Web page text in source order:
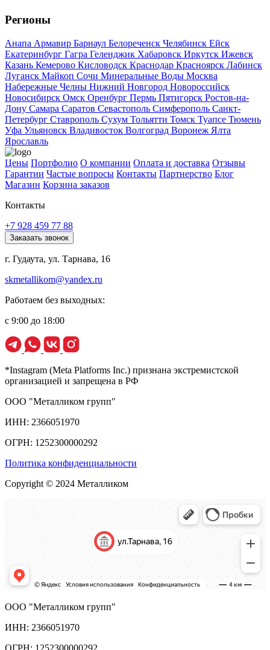
Регионы
Анапа Армавир Барнаул Белореченск Челябинск Ейск
Екатеринбург Гагра Геленджик Хабаровск Иркутск Ижевск
Казань Кемерово Кисловодск Краснодар Красноярск Лабинск
Луганск Майкоп Сочи Минеральные Воды Москва
Набережные Челны Нижний Новгород Новороссийск
Новосибирск Омск Оренбург Пермь Пятигорск Ростов-на-
Дону Самара Саратов Севастополь Симферополь Санкт-
Петербург Ставрополь Сухум Тольятти Томск Туапсе Тюмень
Уфа Ульяновск Владивосток Волгоград Воронеж Ялта
Ярославль
Цены Портфолио О компании Оплата и доставка Отзывы
Гарантии Частые вопросы Контакты Партнерство Блог
Магазин Корзина заказов
Контакты
+7 928 459 77 88
Заказать звонок
г. Гудаута, ул. Тарнава, 16
skmetallikom@yandex.ru
Работаем без выходных:
с 9:00 до 18:00
*Instagram (Meta Platforms Inc.) признана экстремистской
организацией и запрещена в РФ
ООО "Металликом групп"
ИНН: 2366051970
ОГРН: 1252300000292
Политика конфиденциальности
Copyright © 2024 Металликом
ООО "Металликом групп"
ИНН: 2366051970
ОГРН: 1252300000292